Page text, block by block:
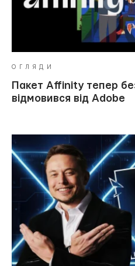
ОГЛЯДИ
Пакет Affinity тепер
відмовився від Adobe